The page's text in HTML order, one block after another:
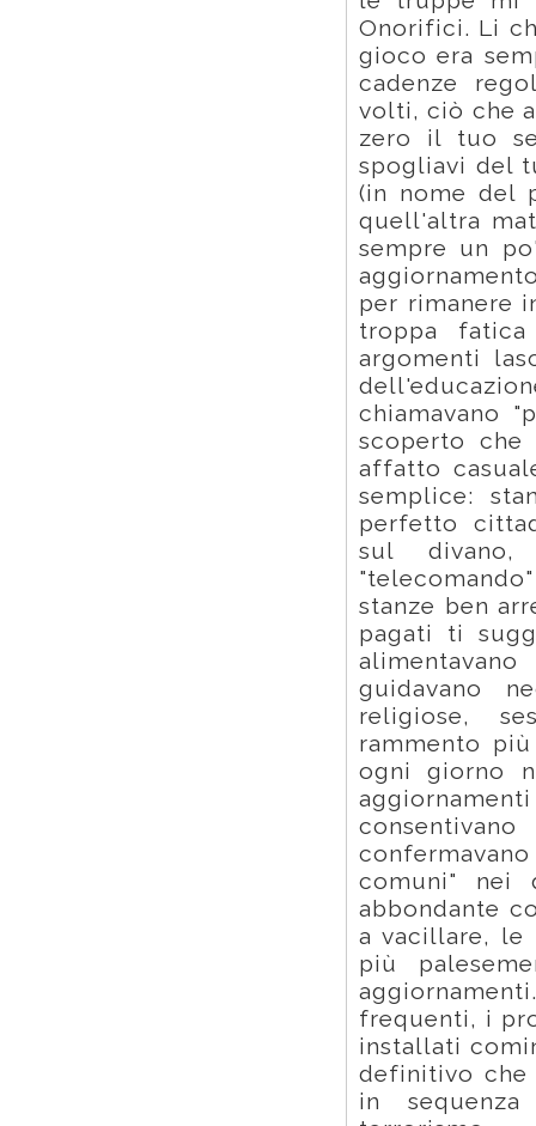
Onorifici. Li
gioco era
cadenze
volti, ciò che
zero il tuo
spogliavi del
(in nome del
quell'altra
sempre un
per rimanere
troppa
argomenti
chiamavano
scoperto
affatto
semplice:
perfetto
sul divano,
stanze ben
pagati ti
guidavano
religiose,
rammento
ogni giorno
comuni" nei
abbondante
a vacillare, le
più
frequenti, i
installati
definitivo che
in